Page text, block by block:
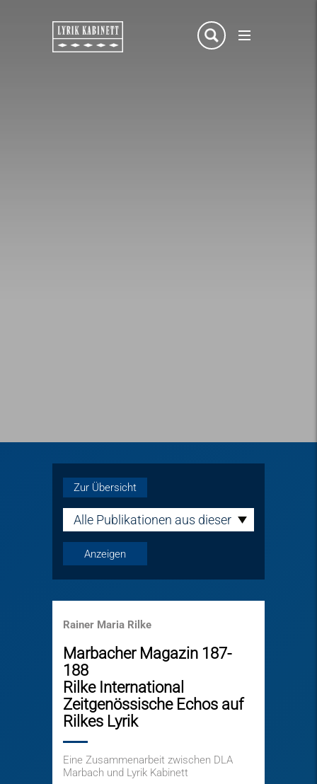
Zur Übersicht
Alle Publikationen aus dieser
Rainer Maria Rilke
Marbacher Magazin 187-
188
Rilke International
Zeitgenössische Echos auf
Rilkes Lyrik
Eine Zusammenarbeit zwischen DLA
Marbach und Lyrik Kabinett